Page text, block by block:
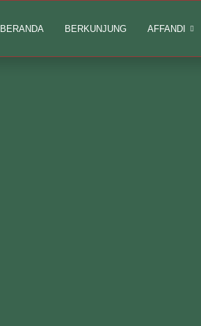
BERANDA BERKUNJUNG AFFANDI